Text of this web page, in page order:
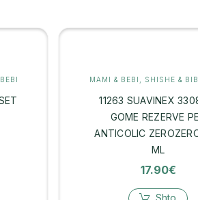
MAMI & BEBI SHISHE &
11263 SUAVINEX
GOME REZERVE
ANTICOLIC
ML
17.90€
Shto